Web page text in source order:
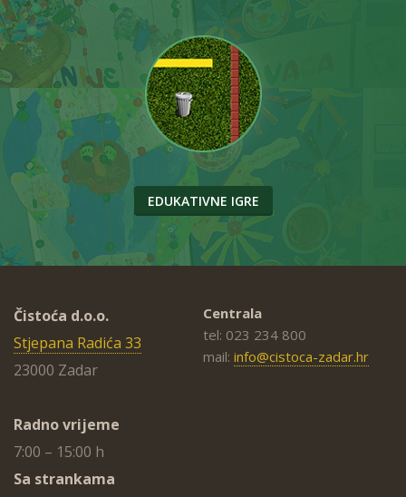
EDUKATIVNE IGRE
Čistoća d.o.o.
Stjepana Radića 33
23000 Zadar
Radno vrijeme
7:00 – 15:00 h
Sa strankama
Centrala
tel: 023 234 800
mail: info@cistoca-zadar.hr